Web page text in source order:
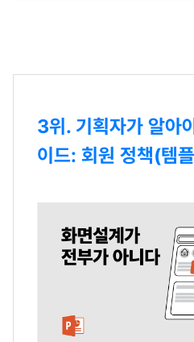
3위. 기획자가 알아
이드: 회원 정책(템